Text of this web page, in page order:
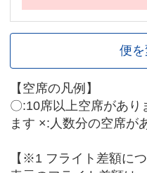
便
【空席の凡例】
〇:10席以上空席があり
ます ×:人数分の空席が
【※1 フライト差額につ